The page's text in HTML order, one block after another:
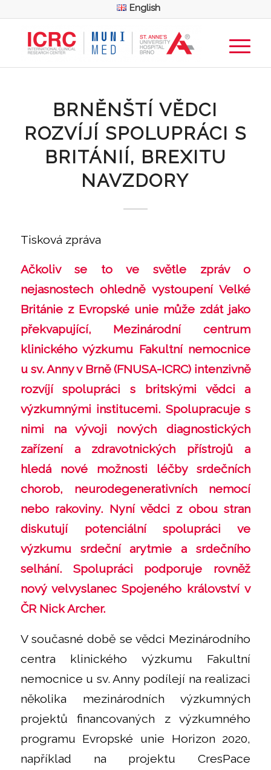
English
BRNĚNŠTÍ VĚDCI
ROZVÍJÍ SPOLUPRÁCI S
BRITÁNIÍ, BREXITU
NAVZDORY
Tisková zpráva
Ačkoliv se to ve světle zpráv o
nejasnostech ohledně vystoupení Velké
Británie z Evropské unie může zdát jako
překvapující, Mezinárodní centrum
klinického výzkumu Fakultní nemocnice
u sv. Anny v Brně (FNUSA-ICRC) intenzivně
rozvíjí spolupráci s britskými vědci a
výzkumnými institucemi. Spolupracuje s
nimi na vývoji nových diagnostických
zařízení a zdravotnických přístrojů a
hledá nové možnosti léčby srdečních
chorob, neurodegenerativních nemocí
nebo rakoviny. Nyní vědci z obou stran
diskutují potenciální spolupráci ve
výzkumu srdeční arytmie a srdečního
selhání. Spolupráci podporuje rovněž
nový velvyslanec Spojeného království v
ČR Nick Archer.
V současné době se vědci Mezinárodního
centra klinického výzkumu Fakultní
nemocnice u sv. Anny podílejí na realizaci
několika mezinárodních výzkumných
projektů financovaných z výzkumného
programu Evropské unie Horizon 2020,
například na projektu CresPace